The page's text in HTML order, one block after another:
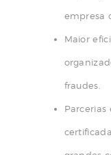
empresa
Maior
fraudes.
Parcerias